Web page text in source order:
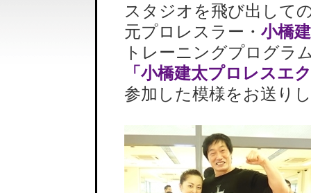
スタジオを飛び出して
元プロレスラー・ 小橋
トレーニングプログラ
「小橋建太プロレスエ
参加した模様をお送り